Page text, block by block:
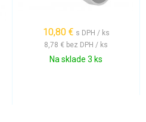
10,80 € s DPH / ks
8,78 € bez DPH / ks
Na sklade 3 ks